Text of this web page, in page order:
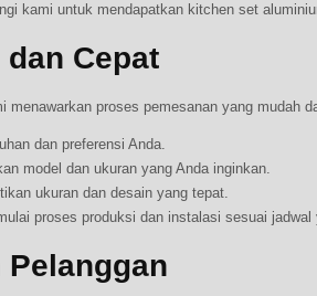
kami untuk mendapatkan kitchen set
Cepat
proses pemesanan yang mudah
dan preferensi Anda.
model dan ukuran yang Anda inginkan.
ukuran dan desain yang tepat.
proses produksi dan instalasi sesuai jadwal